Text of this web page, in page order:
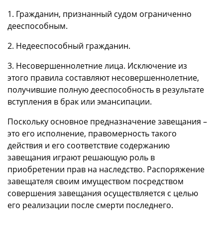
1. Гражданин, признанный судом ограниченно
дееспособным.
2. Недееспособный гражданин.
3. Несовершеннолетние лица. Исключение из
этого правила составляют несовершеннолетние,
получившие полную дееспособность в результате
вступления в брак или эмансипации.
Поскольку основное предназначение завещания –
это его исполнение, правомерность такого
действия и его соответствие содержанию
завещания играют решающую роль в
приобретении прав на наследство. Распоряжение
завещателя своим имуществом посредством
совершения завещания осуществляется с целью
его реализации после смерти последнего.